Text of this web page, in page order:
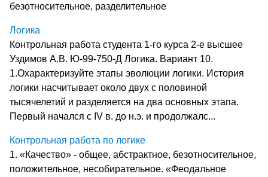
безотносительное, разделительное
Логика
Контрольная работа студента 1-го курса 2-е высшее
Уздимов А.В. Ю-99-750-Д Логика. Вариант 10.
1.Охарактеризуйте этапы эволюции логики. История
логики насчитывает около двух с половиной
тысячелетий и разделяется на два основных этапа.
Первый начался с IV в. до н.э. и продолжалс...
Контрольная работа по логике
1. «Качество» - общее, абстрактное, безотносительное,
положительное, несобирательное. «Феодальное